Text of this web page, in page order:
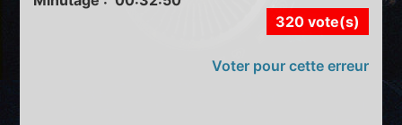
320 vote(s)
Voter pour cette erreur